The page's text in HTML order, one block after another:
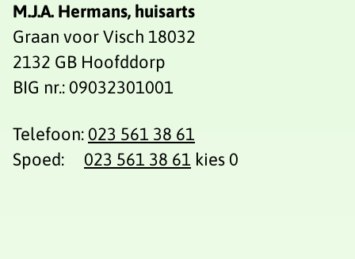
M.J.A. Hermans, huisarts
Graan voor Visch 18032
2132 GB Hoofddorp
BIG nr.: 09032301001
Telefoon:023 561 38 61
Spoed: 023 561 38 61 kies 0